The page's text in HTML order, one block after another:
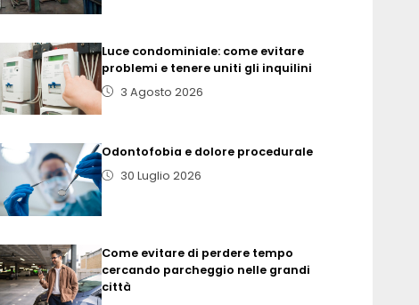
Luce condominiale: come evitare
problemi e tenere uniti gli inquilini
3 Agosto 2026
Odontofobia e dolore procedurale
30 Luglio 2026
Come evitare di perdere tempo
cercando parcheggio nelle grandi
città